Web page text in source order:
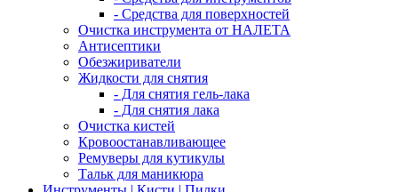
- Средства для поверхностей
Очистка инструмента от НАЛЕТА
Антисептики
Обезжириватели
Жидкости для снятия
- Для снятия гель-лака
- Для снятия лака
Очистка кистей
Кровоостанавливающее
Ремуверы для кутикулы
Тальк для маникюра